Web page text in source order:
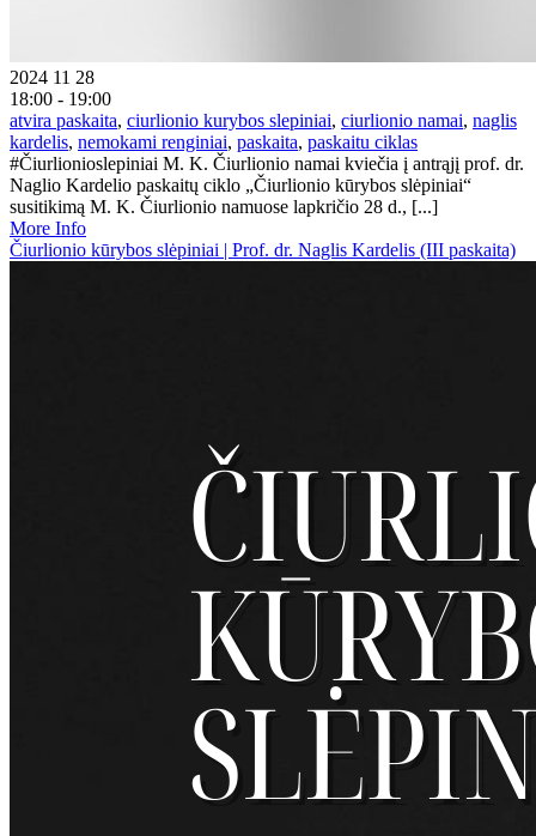
2024 11 28
18:00 - 19:00
atvira paskaita, ciurlionio kurybos slepiniai, ciurlionio namai, naglis
kardelis, nemokami renginiai, paskaita, paskaitu ciklas
#Čiurlionioslepiniai M. K. Čiurlionio namai kviečia į antrąjį prof. dr.
Naglio Kardelio paskaitų ciklo „Čiurlionio kūrybos slėpiniai“
susitikimą M. K. Čiurlionio namuose lapkričio 28 d., [...]
More Info
Čiurlionio kūrybos slėpiniai | Prof. dr. Naglis Kardelis (III paskaita)